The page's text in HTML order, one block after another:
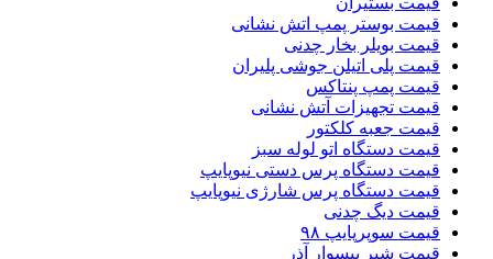
قیمت بوستر پمپ اتش نشانی
قیمت بویلر بخار چدنی
قیمت پلی اتیلن جوشی پلیران
قیمت پمپ پنتاکس
قیمت تجهیزات آتش نشانی
قیمت جعبه کلکتور
قیمت دستگاه اتو لوله سبز
قیمت دستگاه پرس دستی نیوپایپ
قیمت دستگاه پرس شارژی نیوپایپ
قیمت دیگ چدنی
قیمت سوپرپایپ ۹۸
قیمت شیر پیسوار آذر